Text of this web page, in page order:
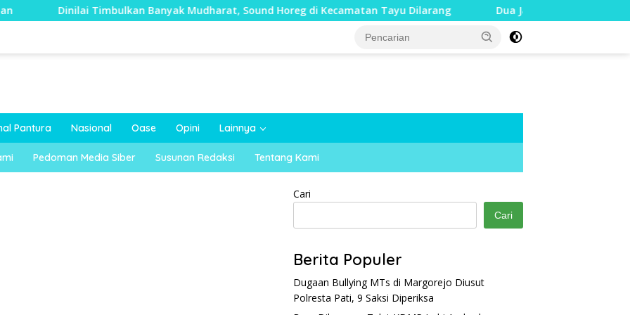
Timbulkan Banyak Mudharat, Sound Horeg di Kecamatan Tayu Dilarang Dua Jari Putus akibat Dugaan Bullying,
Pantura Nasional Oase Opini Lainnya
Pedoman Media Siber Susunan Redaksi Tentang Kami
Cari
Cari
Berita Populer
Dugaan Bullying MTs di Margorejo Diusut
Polresta Pati, 9 Saksi Diperiksa